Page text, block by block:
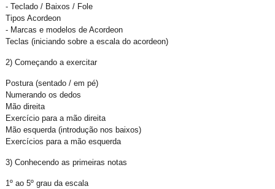
- Teclado / Baixos / Fole
Tipos Acordeon
- Marcas e modelos de Acordeon
Teclas (iniciando sobre a escala do acordeon)
2) Começando a exercitar
Postura (sentado / em pé)
Numerando os dedos
Mão direita
Exercício para a mão direita
Mão esquerda (introdução nos baixos)
Exercícios para a mão esquerda
3) Conhecendo as primeiras notas
1º ao 5º grau da escala